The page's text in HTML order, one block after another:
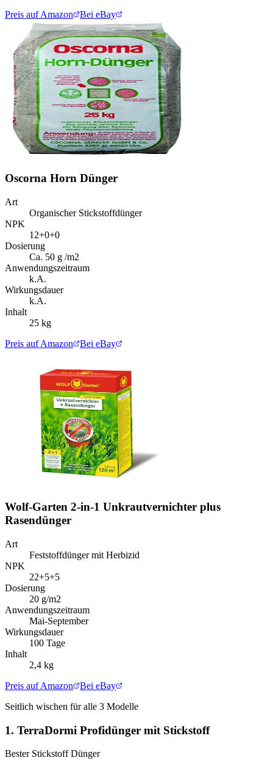
Preis auf Amazon
Bei eBay
Oscorna Horn Dünger
Art
Organischer Stickstoffdünger
NPK
12+0+0
Dosierung
Ca. 50 g /m2
Anwendungszeitraum
k.A.
Wirkungsdauer
k.A.
Inhalt
25 kg
Preis auf Amazon
Bei eBay
Wolf-Garten 2-in-1 Unkrautvernichter plus
Rasendünger
Art
Feststoffdünger mit Herbizid
NPK
22+5+5
Dosierung
20 g/m2
Anwendungszeitraum
Mai-September
Wirkungsdauer
100 Tage
Inhalt
2,4 kg
Preis auf Amazon
Bei eBay
Seitlich wischen für alle 3 Modelle
1. TerraDormi Profidünger mit Stickstoff
Bester Stickstoff Dünger